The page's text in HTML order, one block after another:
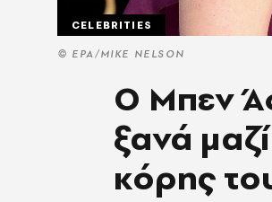
© ΕΡΑ/MIKE NELSON
CELEBRITIES
Ο Μπεν
ξανά
κόρης